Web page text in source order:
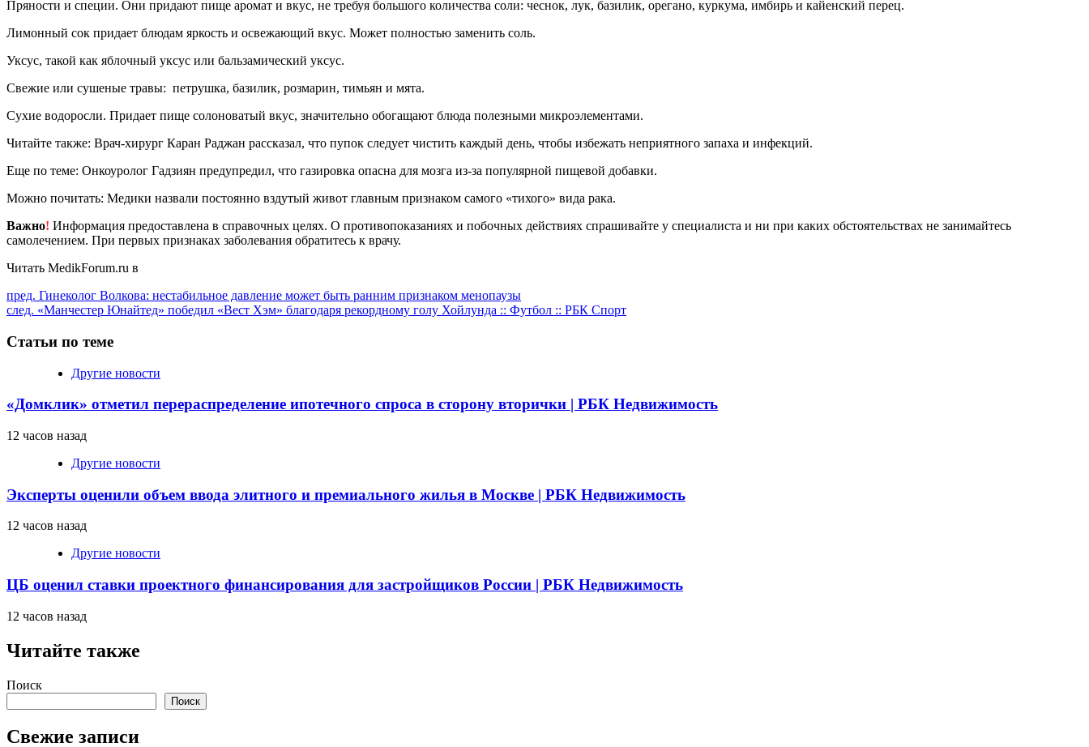
Пряности и специи. Они придают пище аромат и вкус, не требуя большого количества соли: чеснок, лук, базилик, орегано, куркума, имбирь и кайенский перец.
Лимонный сок придает блюдам яркость и освежающий вкус. Может полностью заменить соль.
Уксус, такой как яблочный уксус или бальзамический уксус.
Свежие или сушеные травы: петрушка, базилик, розмарин, тимьян и мята.
Сухие водоросли. Придает пище солоноватый вкус, значительно обогащают блюда полезными микроэлементами.
Читайте также: Врач-хирург Каран Раджан рассказал, что пупок следует чистить каждый день, чтобы избежать неприятного запаха и инфекций.
Еще по теме: Онкоуролог Гадзиян предупредил, что газировка опасна для мозга из-за популярной пищевой добавки.
Можно почитать: Медики назвали постоянно вздутый живот главным признаком самого «тихого» вида рака.
Важно! Информация предоставлена в справочных целях. О противопоказаниях и побочных действиях спрашивайте у специалиста и ни при каких обстоятельствах не занимайтесь
самолечением. При первых признаках заболевания обратитесь к врачу.
Читать MedikForum.ru в
Продолжить
чтение
пред. Гинеколог Волкова: нестабильное давление может быть ранним признаком менопаузы
след. «Манчестер Юнайтед» победил «Вест Хэм» благодаря рекордному голу Хойлунда :: Футбол :: РБК Спорт
Статьи по теме
Другие новости
«Домклик» отметил перераспределение ипотечного спроса в сторону вторички | РБК Недвижимость
12 часов назад
Другие новости
Эксперты оценили объем ввода элитного и премиального жилья в Москве | РБК Недвижимость
12 часов назад
Другие новости
ЦБ оценил ставки проектного финансирования для застройщиков России | РБК Недвижимость
12 часов назад
Читайте также
Поиск
Поиск
Свежие записи